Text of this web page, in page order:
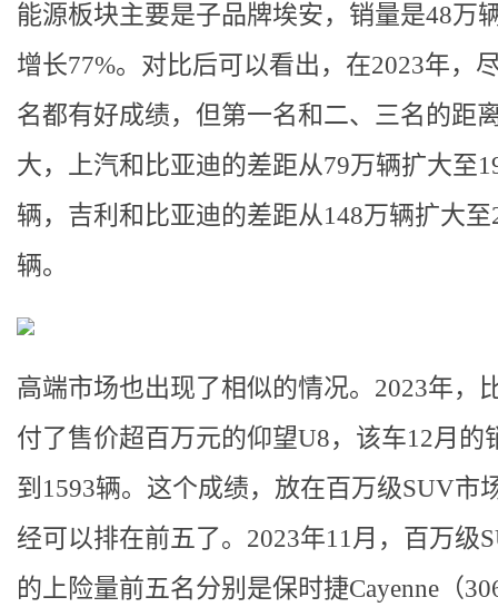
能源板块主要是子品牌埃安，销量是48万
增长77%。对比后可以看出，在2023年，
名都有好成绩，但第一名和二、三名的距
大，上汽和比亚迪的差距从79万辆扩大至
辆，吉利和比亚迪的差距从148万辆扩大至
辆。
高端市场也出现了相似的情况。2023年，
付了售价超百万元的仰望U8，该车12月的
到1593辆。这个成绩，放在百万级SUV市
经可以排在前五了。2023年11月，百万级
的上险量前五名分别是保时捷Cayenne（